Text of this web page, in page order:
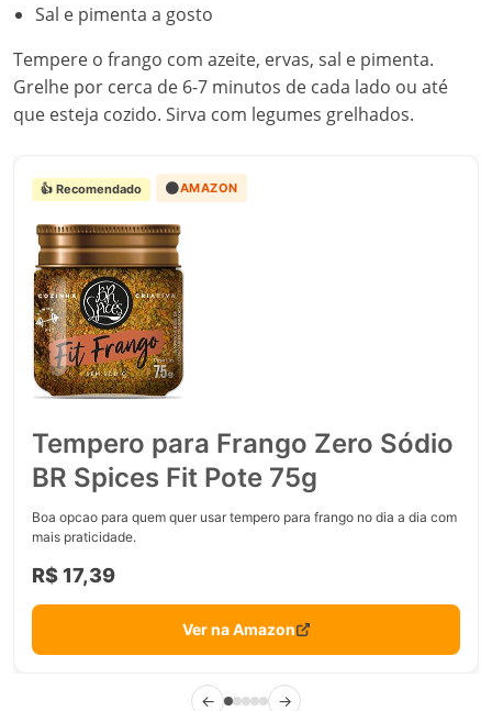
Sal e pimenta a gosto
Tempere o frango com azeite, ervas, sal e pimenta.
Grelhe por cerca de 6-7 minutos de cada lado ou até
que esteja cozido. Sirva com legumes grelhados.
👍 Recomendado 🟠AMAZON
Tempero para Frango Zero Sódio
BR Spices Fit Pote 75g
Boa opcao para quem quer usar tempero para frango no dia a dia com
mais praticidade.
R$ 17,39
Ver na Amazon
← →